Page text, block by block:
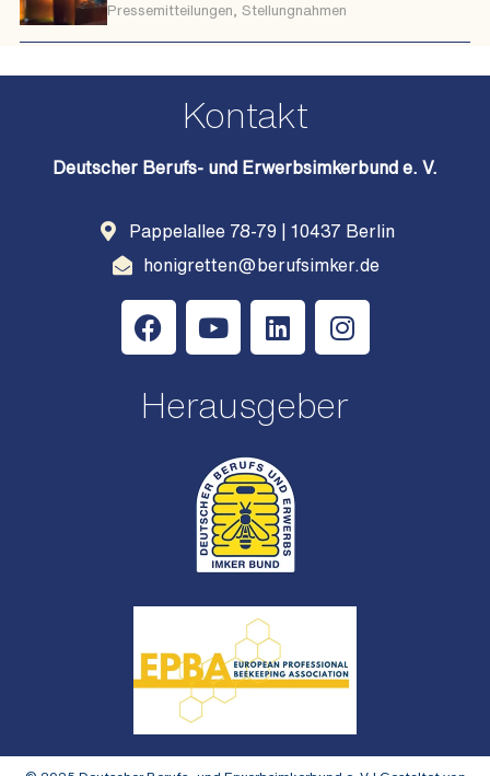
Pressemitteilungen
Stellungnahmen
Kontakt
Deutscher Berufs- und Erwerbsimkerbund e. V.
Pappelallee 78-79 | 10437 Berlin
honigretten@berufsimker.de
Herausgeber